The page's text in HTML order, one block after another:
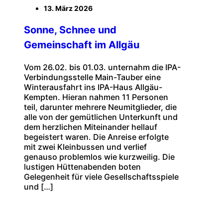
13. März 2026
Sonne, Schnee und
Gemeinschaft im Allgäu
Vom 26.02. bis 01.03. unternahm die IPA-
Verbindungsstelle Main-Tauber eine
Winterausfahrt ins IPA-Haus Allgäu-
Kempten. Hieran nahmen 11 Personen
teil, darunter mehrere Neumitglieder, die
alle von der gemütlichen Unterkunft und
dem herzlichen Miteinander hellauf
begeistert waren. Die Anreise erfolgte
mit zwei Kleinbussen und verlief
genauso problemlos wie kurzweilig. Die
lustigen Hüttenabenden boten
Gelegenheit für viele Gesellschaftsspiele
und […]